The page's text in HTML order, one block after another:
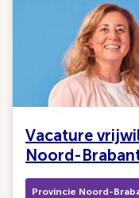
Vacature
Noord-
Provincie Noord-